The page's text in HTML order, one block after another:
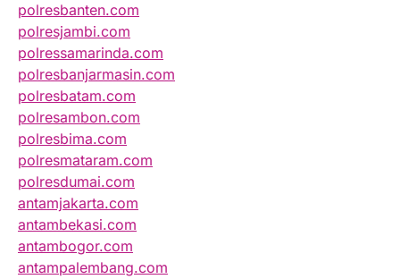
polresbanten.com
polresjambi.com
polressamarinda.com
polresbanjarmasin.com
polresbatam.com
polresambon.com
polresbima.com
polresmataram.com
polresdumai.com
antamjakarta.com
antambekasi.com
antambogor.com
antampalembang.com